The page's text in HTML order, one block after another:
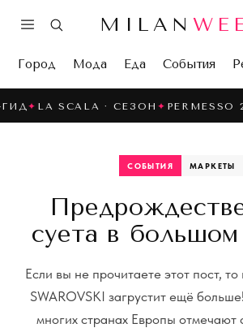
MILAN
Город Мода Еда События
СЕЗОН✦ PERMESSO 2026 ✦ ЛЕТО В
СОБЫТИЯ МАРКЕТЫ
суета в большом
Если вы не прочитаете этот пост,
SWAROVSKI загрустит ещё
многих странах Европы